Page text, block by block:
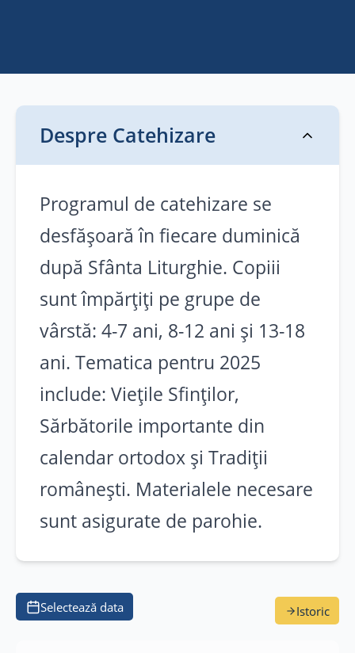
Resurse Ortodoxe
Nevoințe
Cele 8 gânduri ale răutății
Cele 8 virtuți
Scara Virtuților
Dicționar duhovnicesc
Cercetarea conștiinței
Favorite
Activități
Catehizare
Grupuri de tineret
Tabere
Program de
Catehizare 2025
Program dedicat copiilor și tinerilor
dar nu numai pentru aprofundarea
cunoștințelor despre credința
ortodoxă și tradițiile românești.
Cursurile sunt interactive și
adaptate fiecărei grupe de vârstă.
Despre Catehizare
Programul de catehizare se
desfășoară în fiecare duminică
după Sfânta Liturghie. Copiii
sunt împărțiți pe grupe de
vârstă: 4-7 ani, 8-12 ani și 13-18
ani. Tematica pentru 2025
include: Viețile Sfinților,
Sărbătorile importante din
calendar ortodox și Tradiții
românești. Materialele necesare
sunt asigurate de parohie.
Selectează data Istoric